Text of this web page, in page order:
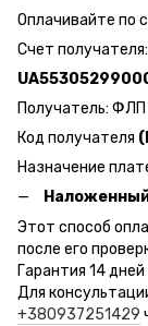
Оплачивайте по
Счет получателя:
Получатель: ФЛП
Код получателя
Назначение
Этот способ
после его
Гарантия 14 дней
Для
+380937251429